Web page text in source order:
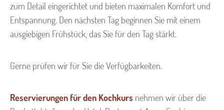
zum Detail eingerichtet und bieten maximalen Komfort und
Entspannung. Den nächsten Tag beginnen Sie mit einem
ausgiebigen Frühstück, das Sie für den Tag stärkt.
Gerne prüfen wir für Sie die Verfügbarkeiten.
Reservierungen für den Kochkurs nehmen wir über die